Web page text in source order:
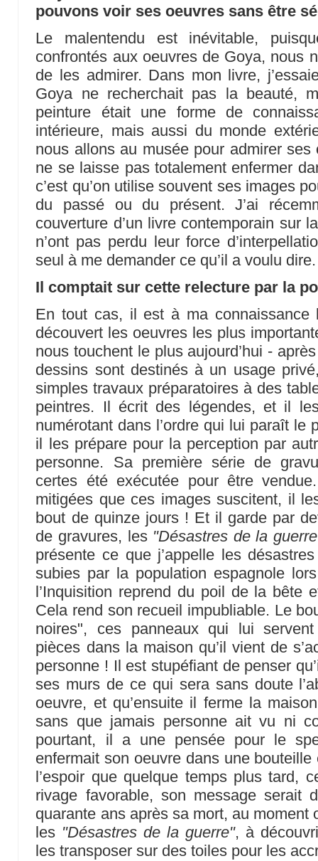
pouvons voir ses oeuvres sans être
Le malentendu est inévitable,
confrontés aux oeuvres de Goya, nous
de les admirer. Dans mon livre,
Goya ne recherchait pas la beauté,
peinture était une forme de
intérieure, mais aussi du monde
nous allons au musée pour admirer ses
ne se laisse pas totalement enfermer
c’est qu’on utilise souvent ses images
du passé ou du présent. J’ai
couverture d’un livre contemporain sur
n’ont pas perdu leur force
seul à me demander ce qu’il a voulu dire.
Il comptait sur cette relecture par la
En tout cas, il est à ma
découvert les oeuvres les plus
nous touchent le plus aujourd’hui -
dessins sont destinés à un usage
simples travaux préparatoires à des
peintres. Il écrit des légendes, et il
numérotant dans l’ordre qui lui paraît le
il les prépare pour la perception par
personne. Sa première série de
certes été exécutée pour être
mitigées que ces images suscitent, il
bout de quinze jours ! Et il garde par
de gravures, les "Désastres de la
présente ce que j’appelle les
subies par la population espagnole
l’Inquisition reprend du poil de la bête
Cela rend son recueil impubliable. Le
noires", ces panneaux qui lui
pièces dans la maison qu’il vient de
personne ! Il est stupéfiant de penser
ses murs de ce qui sera sans doute
oeuvre, et qu’ensuite il ferme la
sans que jamais personne ait vu ni
pourtant, il a une pensée pour le
enfermait son oeuvre dans une bouteille
l’espoir que quelque temps plus tard,
rivage favorable, son message serait
quarante ans après sa mort, au moment
les "Désastres de la guerre", à
les transposer sur des toiles pour les